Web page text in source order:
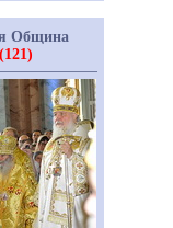
Община
(121)